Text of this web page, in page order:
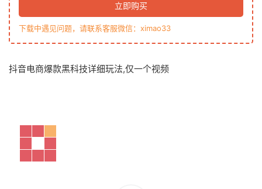
立即购买
下载中遇见问题，请联系客服微信：ximao33
抖音电商爆款黑科技详细玩法,仅一个视频